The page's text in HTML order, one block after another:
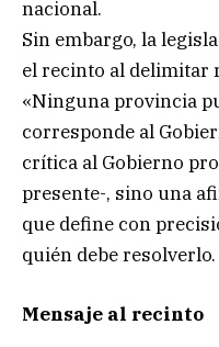
nacional.
Sin embargo, la
el recinto al delimitar
«Ninguna provincia
corresponde al
crítica al Gobierno
presente-, sino una
que define con
quién debe resolverlo.
Mensaje al recinto